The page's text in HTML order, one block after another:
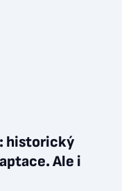
historický
Ale i